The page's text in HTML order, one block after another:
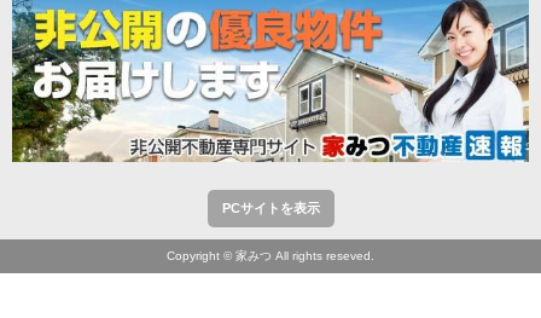
PCサイトを表示
Copyright © 家みつ All rights reseved.